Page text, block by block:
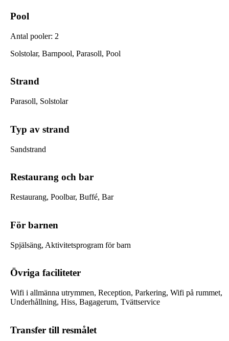
Pool
Antal pooler: 2
Solstolar, Barnpool, Parasoll, Pool
Strand
Parasoll, Solstolar
Typ av strand
Sandstrand
Restaurang och bar
Restaurang, Poolbar, Buffé, Bar
För barnen
Spjälsäng, Aktivitetsprogram för barn
Övriga faciliteter
Wifi i allmänna utrymmen, Reception, Parkering, Wifi på rummet,
Underhållning, Hiss, Bagagerum, Tvättservice
Transfer till resmålet